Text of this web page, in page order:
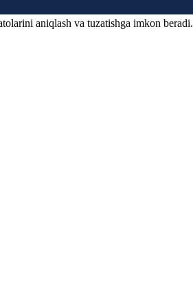
aniqlash va tuzatishga imkon beradi.